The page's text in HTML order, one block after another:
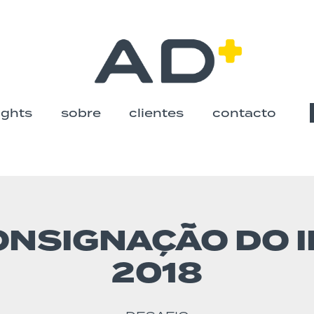
sobre clientes contacto
DO
2018